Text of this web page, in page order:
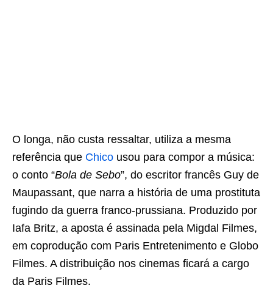
O longa, não custa ressaltar, utiliza a mesma
referência que Chico usou para compor a música:
o conto “Bola de Sebo”, do escritor francês Guy de
Maupassant, que narra a história de uma prostituta
fugindo da guerra franco-prussiana. Produzido por
Iafa Britz, a aposta é assinada pela Migdal Filmes,
em coprodução com Paris Entretenimento e Globo
Filmes. A distribuição nos cinemas ficará a cargo
da Paris Filmes.